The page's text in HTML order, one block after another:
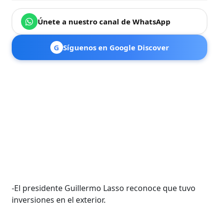
Únete a nuestro canal de WhatsApp
G Síguenos en Google Discover
-El presidente Guillermo Lasso reconoce que tuvo
inversiones en el exterior.